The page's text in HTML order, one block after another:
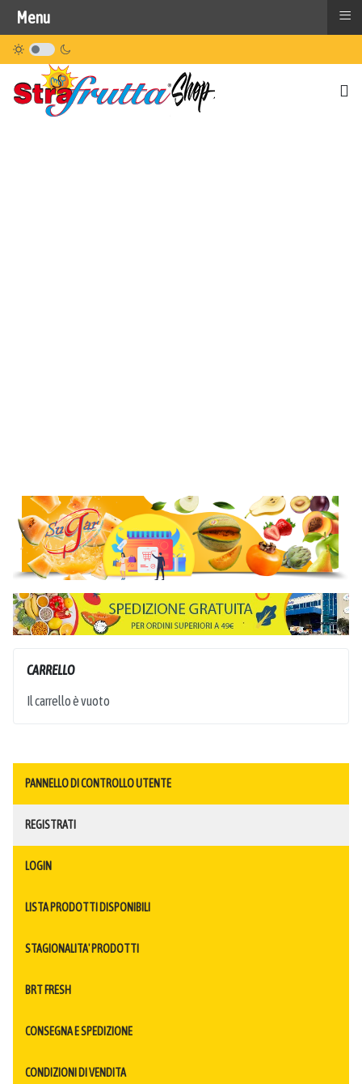
CARRELLO
Il carrello è vuoto
PANNELLO DI CONTROLLO UTENTE
REGISTRATI
LOGIN
LISTA PRODOTTI DISPONIBILI
STAGIONALITA' PRODOTTI
BRT FRESH
CONSEGNA E SPEDIZIONE
CONDIZIONI DI VENDITA
Menu ≡